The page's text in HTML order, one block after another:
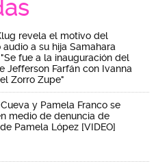
revela el motivo del
a su hija Samahara
fue a la inauguración del
Jefferson Farfán con Ivanna
Zorro Zupe"
y Pamela Franco se
medio de denuncia de
Pamela López [VIDEO]